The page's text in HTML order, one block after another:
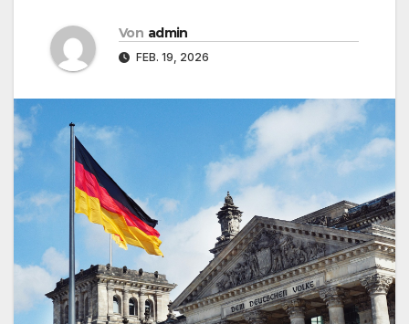
Von admin
FEB. 19, 2026